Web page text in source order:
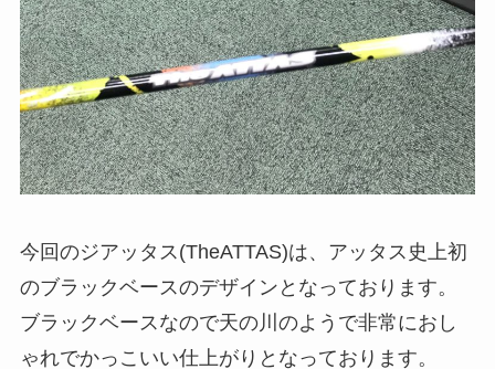
今回のジアッタス(TheATTAS)は、アッタス史上初
のブラックベースのデザインとなっております。
ブラックベースなので天の川のようで非常におし
ゃれでかっこいい仕上がりとなっております。